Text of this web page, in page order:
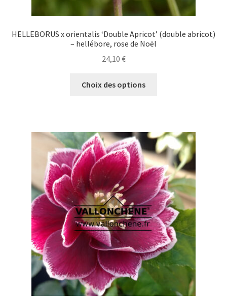
HELLEBORUS x orientalis ‘Double Apricot’ (double abricot)
– hellébore, rose de Noël
24,10 €
Choix des options
variations.
Les
options
peuvent
être
choisies
sur
la
page
du
produit